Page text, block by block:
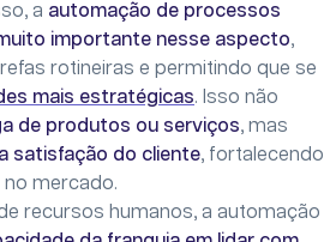
a automação de processos
importante nesse aspecto,
rotineiras e permitindo que se
mais estratégicas. Isso não
de produtos ou serviços, mas
satisfação do cliente, fortalecendo
mercado.
recursos humanos, a automação